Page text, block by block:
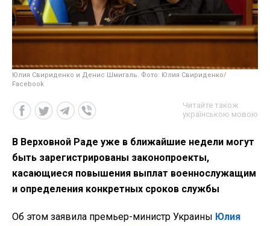
Юлия Свириденко и Денис Шмигаль. Фото: Юлия Свириденко/
Facebook
Читайте також
українською мовою
В Верховной Раде уже в ближайшие недели могут
быть зарегистрированы законопроекты,
касающиеся повышения выплат военнослужащим
и определения конкретных сроков службы
Об этом заявила премьер-министр Украины Юлия